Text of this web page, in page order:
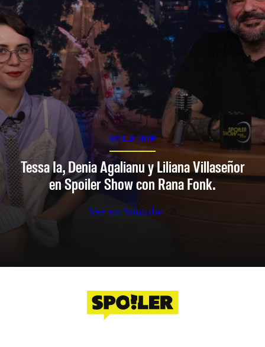
SPOILER SHOW
Tessa Ia, Denia Agalianu y Liliana Villaseñor
en Spoiler Show con Rana Fonk.
Ver en Youtube